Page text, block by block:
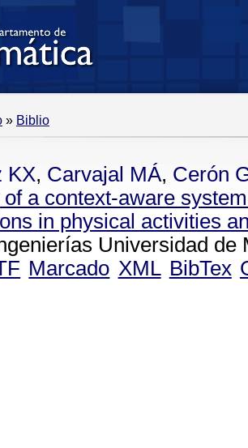
» Biblio
KX, Carvajal MÁ, Cerón
of a context-aware
in physical activities
Universidad de
Marcado XML BibTex